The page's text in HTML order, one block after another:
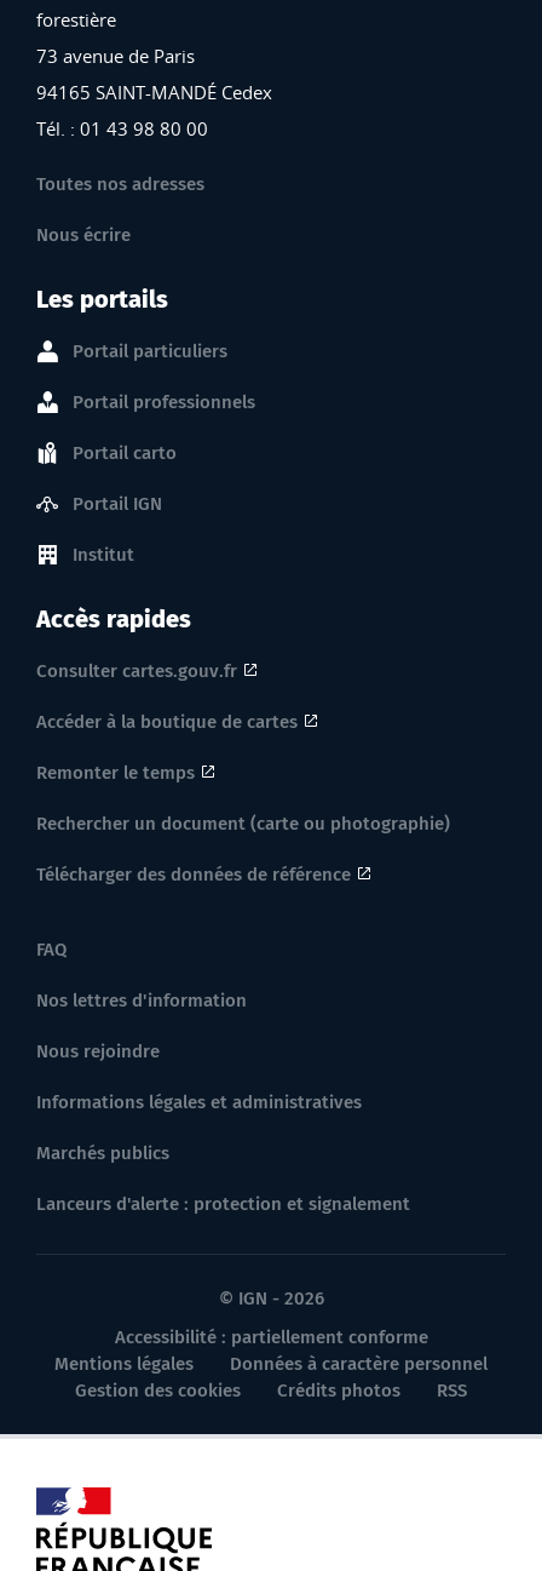
forestière
73 avenue de Paris
94165 SAINT-MANDÉ Cedex
Tél. : 01 43 98 80 00
Toutes nos adresses
Nous écrire
Les portails
Portail particuliers
Portail professionnels
Portail carto
Portail IGN
Institut
Accès rapides
Consulter cartes.gouv.fr
Accéder à la boutique de cartes
Remonter le temps
Rechercher un document (carte ou photographie)
Télécharger des données de référence
FAQ
Nos lettres d'information
Nous rejoindre
Informations légales et administratives
Marchés publics
Lanceurs d'alerte : protection et signalement
© IGN - 2026
Accessibilité : partiellement conforme
Mentions légales
Données à caractère personnel
Gestion des cookies
Crédits photos RSS